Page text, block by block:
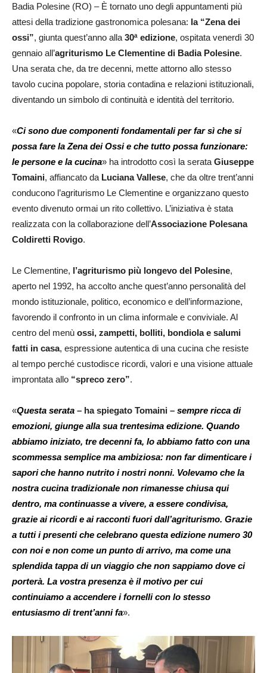
Badia Polesine (RO) – È tornato uno degli appuntamenti più
attesi della tradizione gastronomica polesana: la “Zena dei
ossi”, giunta quest’anno alla 30ª edizione, ospitata venerdì 30
gennaio all’agriturismo Le Clementine di Badia Polesine.
Una serata che, da tre decenni, mette attorno allo stesso
tavolo cucina popolare, storia contadina e relazioni istituzionali,
diventando un simbolo di continuità e identità del territorio.
«Ci sono due componenti fondamentali per far sì che si
possa fare la Zena dei Ossi e che tutto possa funzionare:
le persone e la cucina» ha introdotto così la serata Giuseppe
Tomaini, affiancato da Luciana Vallese, che da oltre trent’anni
conducono l’agriturismo Le Clementine e organizzano questo
evento divenuto ormai un rito collettivo. L’iniziativa è stata
realizzata con la collaborazione dell’Associazione Polesana
Coldiretti Rovigo.
Le Clementine, l’agriturismo più longevo del Polesine,
aperto nel 1992, ha accolto anche quest’anno personalità del
mondo istituzionale, politico, economico e dell’informazione,
favorendo il confronto in un clima informale e conviviale. Al
centro del menù ossi, zampetti, bolliti, bondiola e salumi
fatti in casa, espressione autentica di una cucina che resiste
al tempo perché custodisce ricordi, valori e una visione attuale
improntata allo “spreco zero”.
«Questa serata – ha spiegato Tomaini – sempre ricca di
emozioni, giunge alla sua trentesima edizione. Quando
abbiamo iniziato, tre decenni fa, lo abbiamo fatto con una
scommessa semplice ma ambiziosa: non far dimenticare i
sapori che hanno nutrito i nostri nonni. Volevamo che la
nostra cucina tradizionale non rimanesse chiusa qui
dentro, ma continuasse a vivere, a essere condivisa,
grazie ai ricordi e ai racconti fuori dall’agriturismo. Grazie
a tutti i presenti che celebrano questa edizione numero 30
con noi e non come un punto di arrivo, ma come una
splendida tappa di un viaggio che non sappiamo dove ci
porterà. La vostra presenza è il motivo per cui
continuiamo a accendere i fornelli con lo stesso
entusiasmo di trent’anni fa».